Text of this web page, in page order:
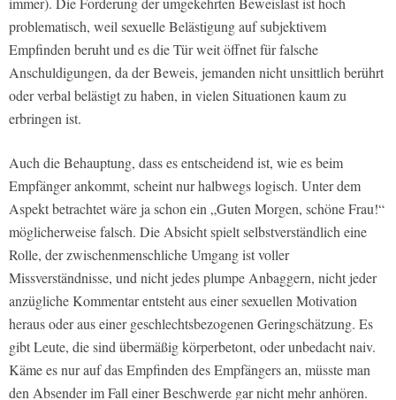
problematisch, weil sexuelle Belästigung auf subjektivem
Empfinden beruht und es die Tür weit öffnet für falsche
Anschuldigungen, da der Beweis, jemanden nicht unsittlich berührt
oder verbal belästigt zu haben, in vielen Situationen kaum zu
erbringen ist.
Auch die Behauptung, dass es entscheidend ist, wie es beim
Empfänger ankommt, scheint nur halbwegs logisch. Unter dem
Aspekt betrachtet wäre ja schon ein „Guten Morgen, schöne Frau!“
möglicherweise falsch. Die Absicht spielt selbstverständlich eine
Rolle, der zwischenmenschliche Umgang ist voller
Missverständnisse, und nicht jedes plumpe Anbaggern, nicht jeder
anzügliche Kommentar entsteht aus einer sexuellen Motivation
heraus oder aus einer geschlechtsbezogenen Geringschätzung. Es
gibt Leute, die sind übermäßig körperbetont, oder unbedacht naiv.
Käme es nur auf das Empfinden des Empfängers an, müsste man
den Absender im Fall einer Beschwerde gar nicht mehr anhören.